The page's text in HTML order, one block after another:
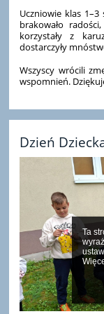
Ta
Uczniowie klas 1–3
brakowało
korzystały z
dostarczyły
Wszyscy wrócili
wspomnień.
Dzień